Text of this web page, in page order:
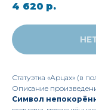
4 620 р.
Статуэтка «Арцах» (в
Описание
Символ